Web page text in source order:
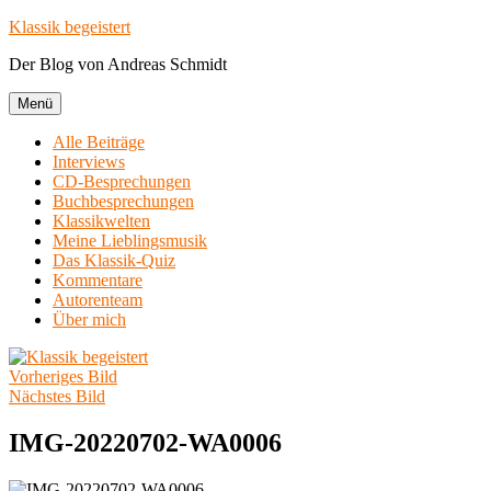
Zum
springen
Klassik begeistert
Der Blog von Andreas Schmidt
Menü
Alle Beiträge
Interviews
CD-Besprechungen
Buchbesprechungen
Klassikwelten
Meine Lieblingsmusik
Das Klassik-Quiz
Kommentare
Autorenteam
Über mich
Vorheriges Bild
Nächstes Bild
IMG-20220702-WA0006